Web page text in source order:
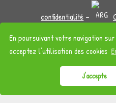
En poursuivant votre navigation
acceptez l’utilisation des cookies
J'accepte
confidentialité -